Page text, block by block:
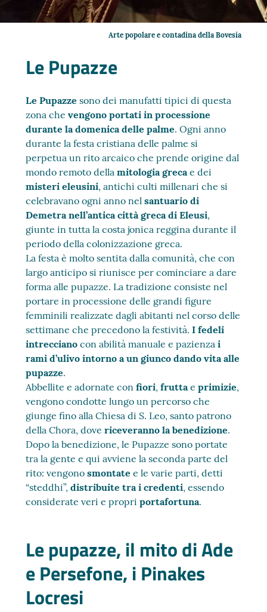
Arte popolare e contadina della Bovesia
Le Pupazze
Le Pupazze sono dei manufatti tipici di questa
zona che vengono portati in processione
durante la domenica delle palme. Ogni anno
durante la festa cristiana delle palme si
perpetua un rito arcaico che prende origine dal
mondo remoto dellamitologia grecae dei
misteri eleusini, antichi culti millenari che si
celebravano ogni anno nelsantuario di
Demetra nell’antica città greca di Eleusi,
giunte in tutta la costa jonica reggina durante il
periodo della colonizzazione greca.
La festa è molto sentita dalla comunità, che con
largo anticipo si riunisce per cominciare a dare
forma alle pupazze. La tradizione consiste nel
portare in processione delle grandi figure
femminili realizzate dagli abitanti nel corso delle
settimane che precedono la festività.I fedeli
intrecciano con abilità manuale e pazienzai
rami d’ulivo intorno a un giunco dando vita alle
pupazze.
Abbellite e adornate confiori,fruttaeprimizie,
vengono condotte lungo un percorso che
giunge fino alla Chiesa di S. Leo, santo patrono
della Chora, dovericeveranno la benedizione.
Dopo la benedizione, le Pupazze sono portate
tra la gente e qui avviene la seconda parte del
rito: vengonosmontatee le varie parti, detti
“steddhi”,distribuite tra i credenti, essendo
considerate veri e propriportafortuna.
Le pupazze, il mito di Ade
e Persefone, i Pinakes
Locresi